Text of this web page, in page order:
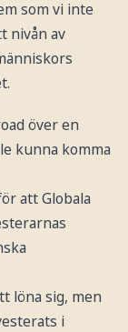
som vi inte
nivån av
över en
kunna komma
att Globala
löna sig, men
i